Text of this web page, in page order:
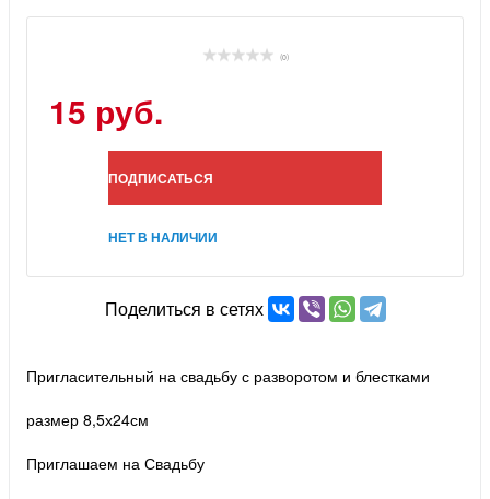
(0)
15 руб.
ПОДПИСАТЬСЯ
НЕТ В НАЛИЧИИ
Поделиться в сетях
Пригласительный на свадьбу с разворотом и блестками
размер 8,5х24см
Приглашаем на Свадьбу